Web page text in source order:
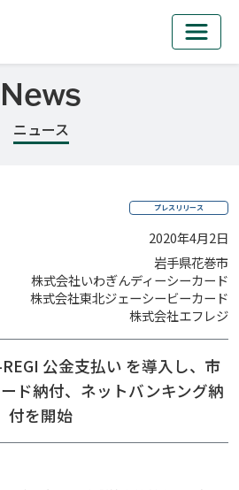
News
ニュース
プレスリリース
2020年4月2日
岩手県花巻市
株式会社いわぎんディーシーカード
株式会社東北ジェーシービーカード
株式会社エフレジ
公金支払い を導入し、 市
ド納付、ネットバンキング納
付を開始